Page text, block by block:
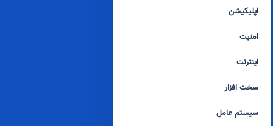
اپلیکیشن
امنیت
اینترنت
سخت افزار
سیستم عامل